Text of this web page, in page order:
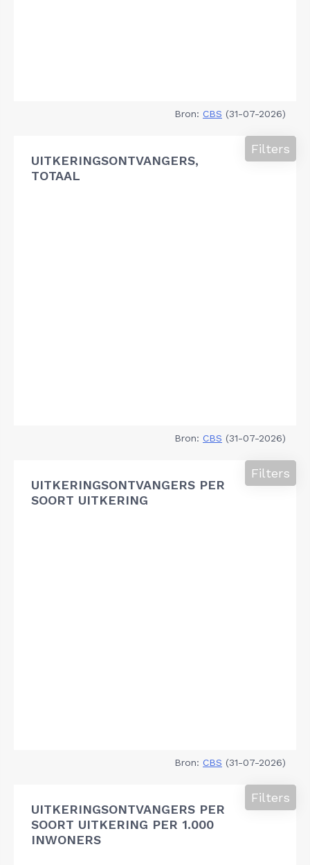
Bron: CBS (31-07-2026)
UITKERINGSONTVANGERS,
TOTAAL
Filters
Bron: CBS (31-07-2026)
UITKERINGSONTVANGERS PER
SOORT UITKERING
Filters
Bron: CBS (31-07-2026)
UITKERINGSONTVANGERS PER
SOORT UITKERING PER 1.000
INWONERS
Filters